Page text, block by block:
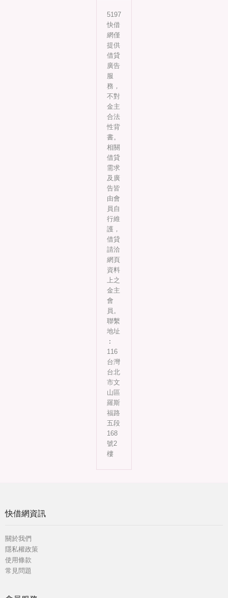
5197
快借
網僅
提供
借貸
廣告
服
務，
不對
金主
合法
性背
書。
相關
借貸
需求
及廣
告皆
由會
員自
行維
護，
借貸
請洽
網頁
資料
上之
金主
會
員。
聯繫
地址
︰
116
台灣
台北
市文
山區
羅斯
福路
五段
168
號2
樓
快借網資訊
關於我們
隱私權政策
使用條款
常見問題